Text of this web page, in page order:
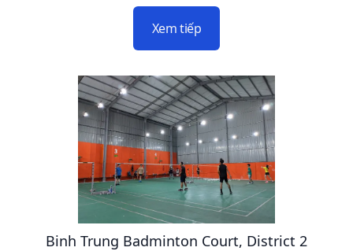
Xem tiếp
Binh Trung Badminton Court, District 2